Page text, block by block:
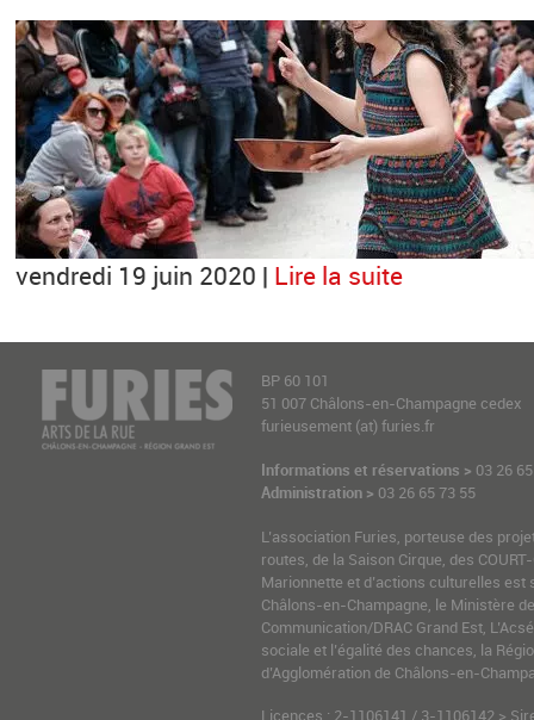
vendredi 19 juin 2020 | Lire la suite
BP 60 101
51 007 Châlons-en-Champagne cedex
furieusement (at) furies.fr
Informations et réservations > 03 26
Administration > 03 26 65 73 55
L’association Furies, porteuse des
routes, de la Saison Cirque, des
Marionnette et d’actions culturelles est
Châlons-en-Champagne, le Ministère
Communication/DRAC Grand Est,
sociale et l’égalité des chances, la
d’Agglomération de Châlons-en-
Licences : 2-1106141 / 3-1106142 >